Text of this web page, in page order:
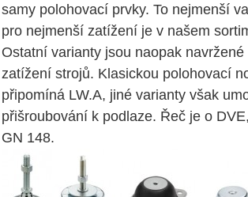
samy polohovací prvky. To nejmenší
pro nejmenší zatížení je v našem
Ostatní varianty jsou naopak
zatížení strojů. Klasickou polohovací
připomíná LW.A, jiné varianty však
přišroubování k podlaze. Řeč je o
GN 148.